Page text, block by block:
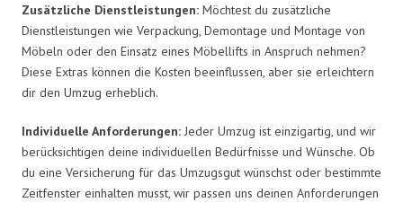
Zusätzliche Dienstleistungen: Möchtest du zusätzliche
Dienstleistungen wie Verpackung, Demontage und Montage von
Möbeln oder den Einsatz eines Möbellifts in Anspruch nehmen?
Diese Extras können die Kosten beeinflussen, aber sie erleichtern
dir den Umzug erheblich.
Individuelle Anforderungen: Jeder Umzug ist einzigartig, und wir
berücksichtigen deine individuellen Bedürfnisse und Wünsche. Ob
du eine Versicherung für das Umzugsgut wünschst oder bestimmte
Zeitfenster einhalten musst, wir passen uns deinen Anforderungen